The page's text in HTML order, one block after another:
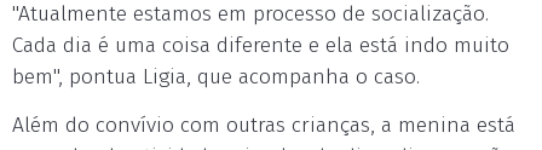
"Atualmente estamos em processo de socialização.
Cada dia é uma coisa diferente e ela está indo muito
bem", pontua Ligia, que acompanha o caso.
Além do convívio com outras crianças, a menina está